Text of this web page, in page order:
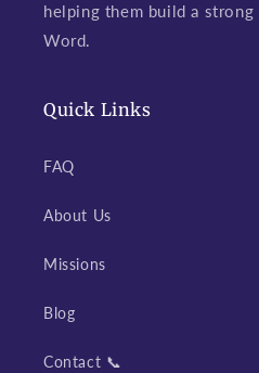
helping them build a strong
Word.
Quick Links
FAQ
About Us
Missions
Blog
Contact 📞